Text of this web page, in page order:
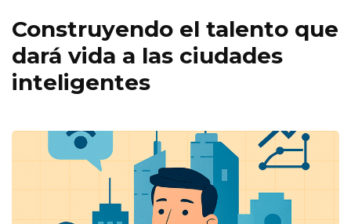
Construyendo el talento que
dará vida a las ciudades
inteligentes